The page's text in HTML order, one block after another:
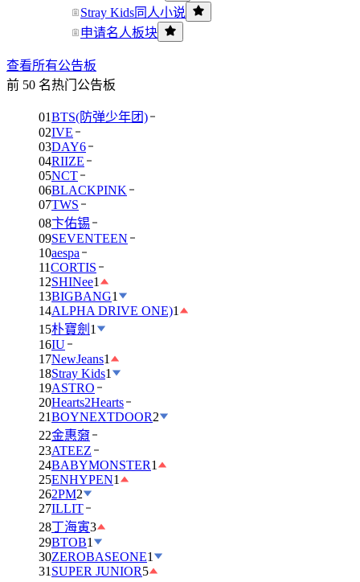
Stray Kids同人小说
申请名人板块
查看所有公告板
前 50 名热门公告板
01BTS(防弹少年团)
02IVE
03DAY6
04RIIZE
05NCT
06BLACKPINK
07TWS
08卞佑锡
09SEVENTEEN
10aespa
11CORTIS
12SHINee1
13BIGBANG1
14ALPHA DRIVE ONE)1
15朴寶劍 1
16IU
17NewJeans1
18Stray Kids1
19ASTRO
20Hearts2Hearts
21BOYNEXTDOOR2
22金惠奫
23ATEEZ
24BABYMONSTER1
25ENHYPEN1
262PM2
27ILLIT
28丁海寅3
29BTOB1
30ZEROBASEONE1
31 SUPER JUNIOR5